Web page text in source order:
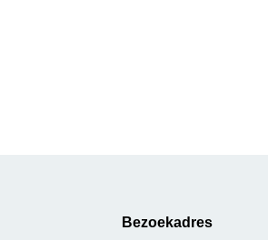
Bezoekadres